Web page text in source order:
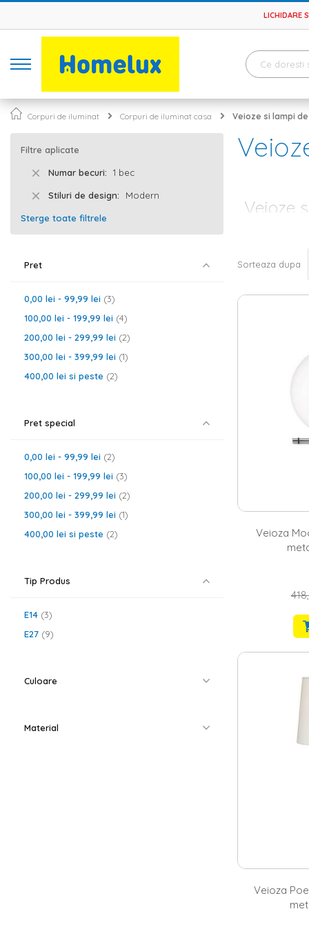
LICHIDARE
Corpuri de iluminat Corpuri de iluminat casa Veioze si lampi
Veioze
imbini partea
cat mai mult
iluminat,
Veioze si
o gama
vorbim de
veioza cu
Sorteaza dupa
Veioza
Veioza
Filtre aplicate
Numar becuri 1 bec
Stiluri de design Modern
Sterge toate filtrele
Pret
0,00 lei - 99,99 lei
3
100,00 lei - 199,99 lei
4
200,00 lei - 299,99 lei
2
300,00 lei - 399,99 lei
1
400,00 lei si peste 2
Pret special
0,00 lei - 99,99 lei
2
100,00 lei - 199,99 lei
3
200,00 lei - 299,99 lei
2
300,00 lei - 399,99 lei
1
400,00 lei si peste 2
Tip Produs
E14 3
E27
9
Culoare
Material